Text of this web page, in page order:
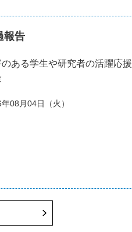
報告
のある学生や研究者の活躍応援
08月04日（火）